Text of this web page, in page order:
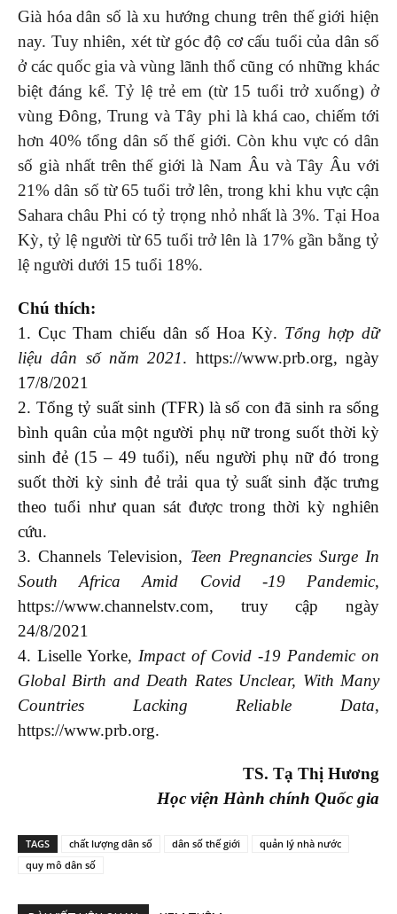
Già hóa dân số là xu hướng chung trên thế giới hiện
nay. Tuy nhiên, xét từ góc độ cơ cấu tuổi của dân số
ở các quốc gia và vùng lãnh thổ cũng có những khác
biệt đáng kể. Tỷ lệ trẻ em (từ 15 tuổi trở xuống) ở
vùng Đông, Trung và Tây phi là khá cao, chiếm tới
hơn 40% tổng dân số thế giới. Còn khu vực có dân
số già nhất trên thế giới là Nam Âu và Tây Âu với
21% dân số từ 65 tuổi trở lên, trong khi khu vực cận
Sahara châu Phi có tỷ trọng nhỏ nhất là 3%. Tại Hoa
Kỳ, tỷ lệ người từ 65 tuổi trở lên là 17% gần bằng tỷ
lệ người dưới 15 tuổi 18%.
Chú thích:
1. Cục Tham chiếu dân số Hoa Kỳ. Tổng hợp dữ
liệu dân số năm 2021. https://www.prb.org, ngày
17/8/2021
2. Tổng tỷ suất sinh (TFR) là số con đã sinh ra sống
bình quân của một người phụ nữ trong suốt thời kỳ
sinh đẻ (15 – 49 tuổi), nếu người phụ nữ đó trong
suốt thời kỳ sinh đẻ trải qua tỷ suất sinh đặc trưng
theo tuổi như quan sát được trong thời kỳ nghiên
cứu.
3. Channels Television, Teen Pregnancies Surge In
South Africa Amid Covid -19 Pandemic,
https://www.channelstv.com, truy cập ngày
24/8/2021
4. Liselle Yorke, Impact of Covid -19 Pandemic on
Global Birth and Death Rates Unclear, With Many
Countries Lacking Reliable Data,
https://www.prb.org.
TS. Tạ Thị Hương
Học viện Hành chính Quốc gia
TAGS chất lượng dân số dân số thế giới
quản lý nhà nước
quy mô dân số